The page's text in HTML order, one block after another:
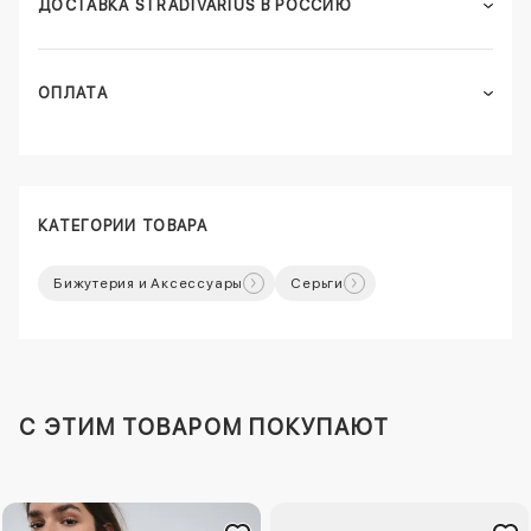
ДОСТАВКА STRADIVARIUS В РОССИЮ
ОПЛАТА
КАТЕГОРИИ ТОВАРА
Бижутерия и Аксессуары Серьги
C ЭТИМ ТОВАРОМ ПОКУПАЮТ